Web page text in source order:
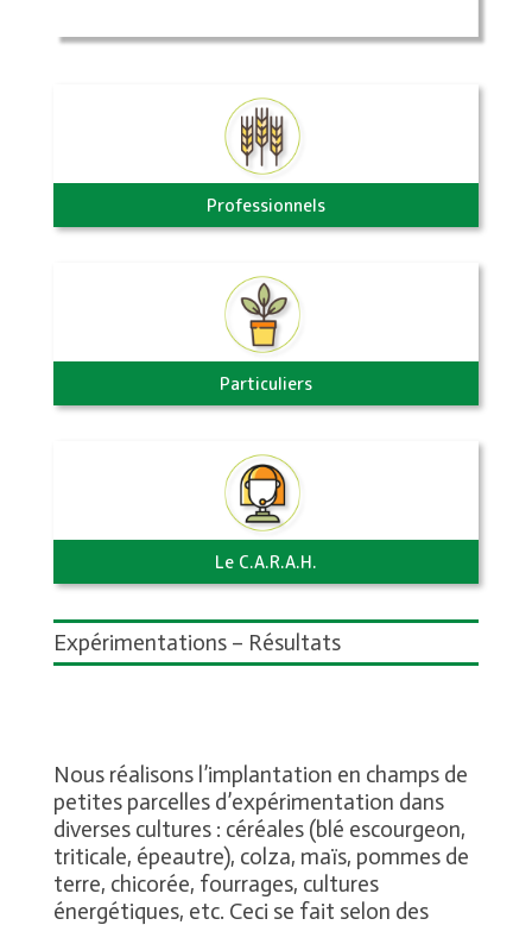
Professionnels
Particuliers
Le C.A.R.A.H.
Expérimentations – Résultats
Nous réalisons l’implantation en champs de
petites parcelles d’expérimentation dans
diverses cultures : céréales (blé escourgeon,
triticale, épeautre), colza, maïs, pommes de
terre, chicorée, fourrages, cultures
énergétiques, etc. Ceci se fait selon des